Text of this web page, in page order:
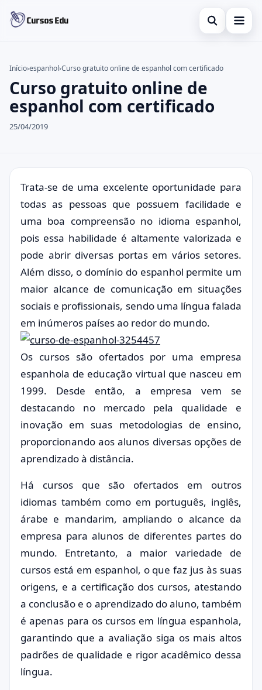
Abrir busca
Inglês
Idiomas
Buscar no site
Buscar por:
Pressione Enter para buscar ou ESC para fechar.
Início›espanhol›Curso gratuito online de espanhol com certificado
Curso gratuito online de
espanhol com certificado
25/04/2019
Trata-se de uma excelente oportunidade para
todas as pessoas que possuem facilidade e
uma boa compreensão no idioma espanhol,
pois essa habilidade é altamente valorizada e
pode abrir diversas portas em vários setores.
Além disso, o domínio do espanhol permite um
maior alcance de comunicação em situações
sociais e profissionais, sendo uma língua falada
em inúmeros países ao redor do mundo.
Os cursos são ofertados por uma empresa
espanhola de educação virtual que nasceu em
1999. Desde então, a empresa vem se
destacando no mercado pela qualidade e
inovação em suas metodologias de ensino,
proporcionando aos alunos diversas opções de
aprendizado à distância.
Há cursos que são ofertados em outros
idiomas também como em português, inglês,
árabe e mandarim, ampliando o alcance da
empresa para alunos de diferentes partes do
mundo. Entretanto, a maior variedade de
cursos está em espanhol, o que faz jus às suas
origens, e a certificação dos cursos, atestando
a conclusão e o aprendizado do aluno, também
é apenas para os cursos em língua espanhola,
garantindo que a avaliação siga os mais altos
padrões de qualidade e rigor acadêmico dessa
língua.